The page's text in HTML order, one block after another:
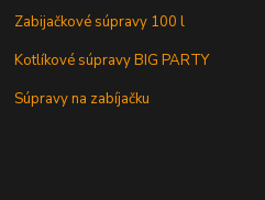
Zabijačkové súpravy 100 l
Kotlíkové súpravy BIG PARTY
Súpravy na zabíjačku